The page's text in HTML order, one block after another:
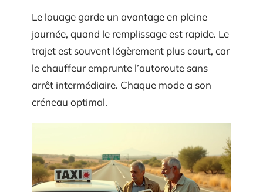
Le louage garde un avantage en pleine
journée, quand le remplissage est rapide. Le
trajet est souvent légèrement plus court, car
le chauffeur emprunte l’autoroute sans
arrêt intermédiaire. Chaque mode a son
créneau optimal.